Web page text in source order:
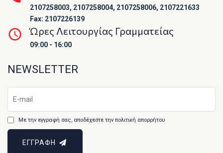
2107258003, 2107258004, 2107258006, 2107221633
Fax: 2107226139
Ώρες Λειτουργίας Γραμματείας
09:00 - 16:00
NEWSLETTER
Με την εγγραφή σας, αποδέχεστε την πολιτική απορρήτου
ΕΓΓΡΑΦΗ